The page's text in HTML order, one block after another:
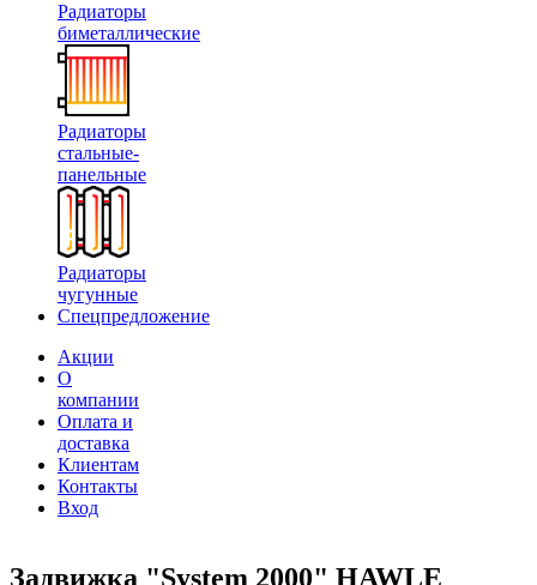
Радиаторы
биметаллические
Радиаторы
стальные-
панельные
Радиаторы
чугунные
Спецпредложение
Акции
О
компании
Оплата и
доставка
Клиентам
Контакты
Вход
Задвижка "System 2000" HAWLE